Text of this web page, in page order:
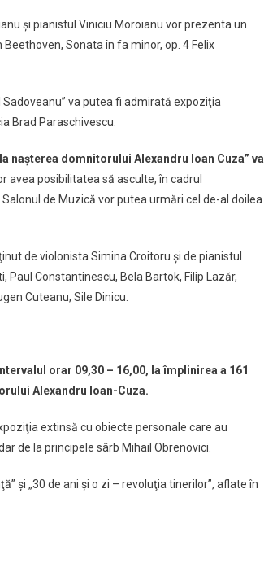
şi pianistul Viniciu Moroianu vor prezenta un
Sonata în fa minor, op. 4 Felix
Sadoveanu” va putea fi admirată expoziţia
Brad Paraschivescu.
naşterea domnitorului Alexandru Ioan Cuza” va
avea posibilitatea să asculte, în cadrul
de Muzică vor putea urmări cel de-al doilea
de violonista Simina Croitoru şi de pianistul
Paul Constantinescu, Bela Bartok, Filip Lazăr,
Cuteanu, Sile Dinicu.
orar 09,30 – 16,00, la împlinirea a 161
Alexandru Ioan-Cuza.
extinsă cu obiecte personale care au
de la principele sârb Mihail Obrenovici.
şi „30 de ani şi o zi – revoluţia tinerilor”, aflate în